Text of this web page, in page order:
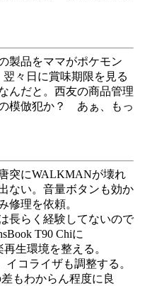
製品をママがポケモン
々日に賞味期限を見る
んだと。西友の商品管理
模倣犯か？ あぁ、もっ
突にWALKMANが壊れ
ない。音量ボタンも効か
修理を依頼。
長らく経験してないので
T90 Chiに
生環境を整える。
コライザも調整する。
もわからん程度に良